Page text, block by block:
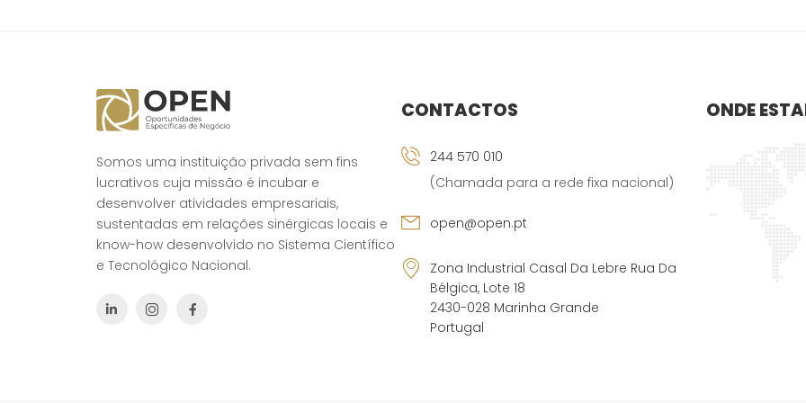
Somos uma instituição privada sem fins
lucrativos cuja missão é incubar e
desenvolver atividades empresariais,
sustentadas em relações sinérgicas locais e
know-how desenvolvido no Sistema Científico
e Tecnológico Nacional.
CONTACTOS
244 570 010
(Chamada para a rede fixa nacional)
open@open.pt
Zona Industrial Casal Da Lebre Rua Da
Bélgica, Lote 18
2430-028 Marinha Grande
Portugal
ONDE